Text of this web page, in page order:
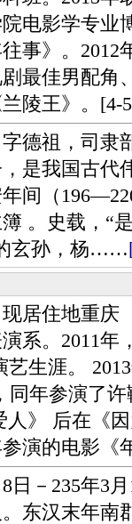
电影学专业
事》。2012
最佳男配角
兰陵王》。
祖，司隶
是我国古代
间（
。史载，“
玄孙，杨……
住地重庆
系。2011年
艺生涯。
同年参演了
》 后在《
参演的电影
－235年3月
东汉末年